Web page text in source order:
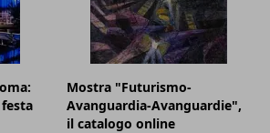
Mostra "Futurismo-
Avanguardia-Avanguardie",
il catalogo online